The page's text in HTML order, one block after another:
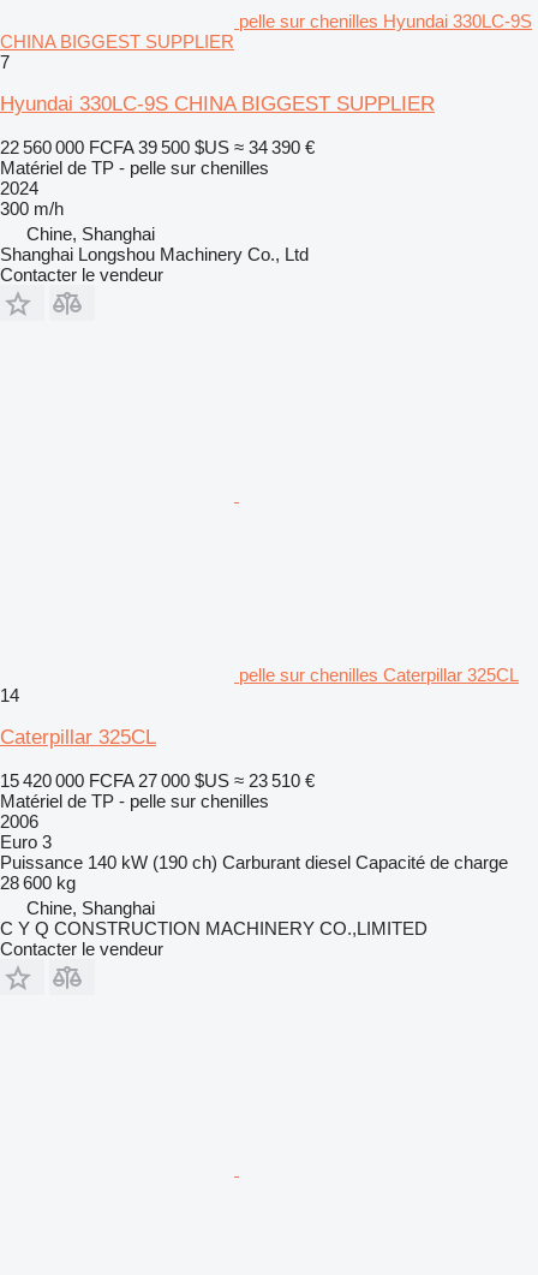
pelle sur chenilles Hyundai 330LC-9S
CHINA BIGGEST SUPPLIER
7
Hyundai 330LC-9S CHINA BIGGEST SUPPLIER
22 560 000 FCFA 39 500 $US ≈ 34 390 €
Matériel de TP - pelle sur chenilles
2024
300 m/h
Chine, Shanghai
Shanghai Longshou Machinery Co., Ltd
Contacter le vendeur
pelle sur chenilles Caterpillar 325CL
14
Caterpillar 325CL
15 420 000 FCFA 27 000 $US ≈ 23 510 €
Matériel de TP - pelle sur chenilles
2006
Euro 3
Puissance 140 kW (190 ch) Carburant diesel Capacité de charge
28 600 kg
Chine, Shanghai
C Y Q CONSTRUCTION MACHINERY CO.,LIMITED
Contacter le vendeur